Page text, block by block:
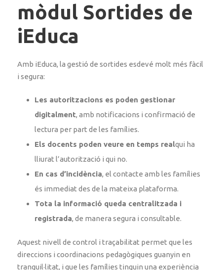
mòdul Sortides de
iEduca
Amb iEduca, la gestió de sortides esdevé molt més fàcil
i segura:
Les autoritzacions es poden gestionar
digitalment, amb notificacions i confirmació de
lectura per part de les famílies.
Els docents poden veure en temps realqui ha
lliurat l’autorització i qui no.
En cas d’incidència, el contacte amb les famílies
és immediat des de la mateixa plataforma.
Tota la informació queda centralitzada i
registrada, de manera segura i consultable.
Aquest nivell de control i traçabilitat permet que les
direccions i coordinacions pedagògiques guanyin en
tranquil·litat, i que les famílies tinguin una experiència